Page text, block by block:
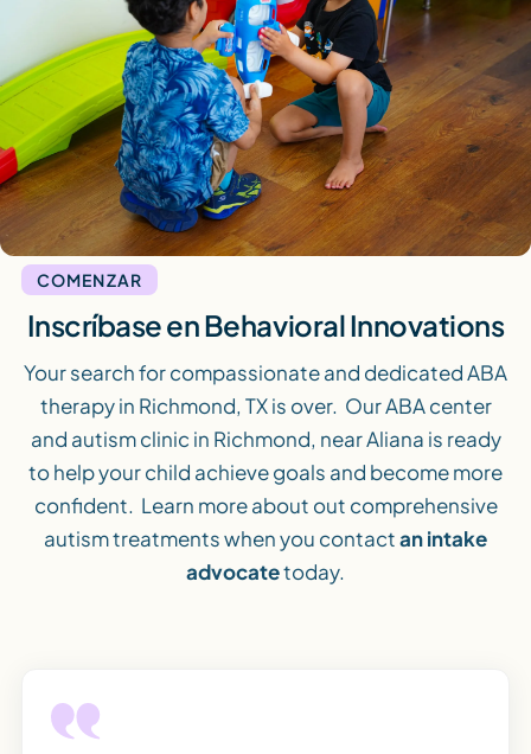
COMENZAR
Inscríbase en Behavioral Innovations
Your search for compassionate and dedicated ABA
therapy in Richmond, TX is over. Our ABA center
and autism clinic in Richmond, near Aliana is ready
to help your child achieve goals and become more
confident. Learn more about out comprehensive
autism treatments when you contactan intake
advocatetoday.